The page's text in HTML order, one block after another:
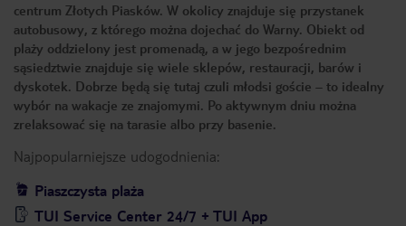
centrum Złotych Piasków. W okolicy znajduje się przystanek
autobusowy, z którego można dojechać do Warny. Obiekt od
plaży oddzielony jest promenadą, a w jego bezpośrednim
sąsiedztwie znajduje się wiele sklepów, restauracji, barów i
dyskotek. Dobrze będą się tutaj czuli młodsi goście – to idealny
wybór na wakacje ze znajomymi. Po aktywnym dniu można
zrelaksować się na tarasie albo przy basenie.
Najpopularniejsze udogodnienia:
Piaszczysta plaża
TUI Service Center 24/7 + TUI App